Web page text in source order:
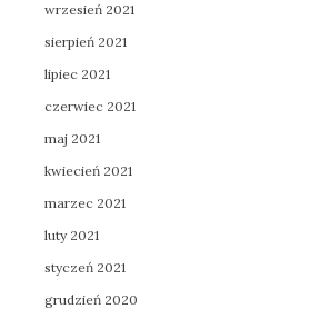
wrzesień 2021
sierpień 2021
lipiec 2021
czerwiec 2021
maj 2021
kwiecień 2021
marzec 2021
luty 2021
styczeń 2021
grudzień 2020